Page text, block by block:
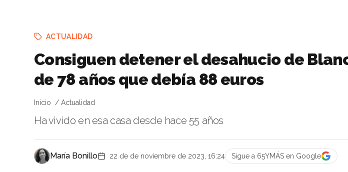
ACTUALIDAD
Consiguen detener el desahucio de
de 78 años que debía 88 euros
Inicio Actualidad
Ha vivido en esa casa desde hace 55 años
María Bonillo 22 de de noviembre de 2023, 16:24 Sigue a 65YMÁS en Google